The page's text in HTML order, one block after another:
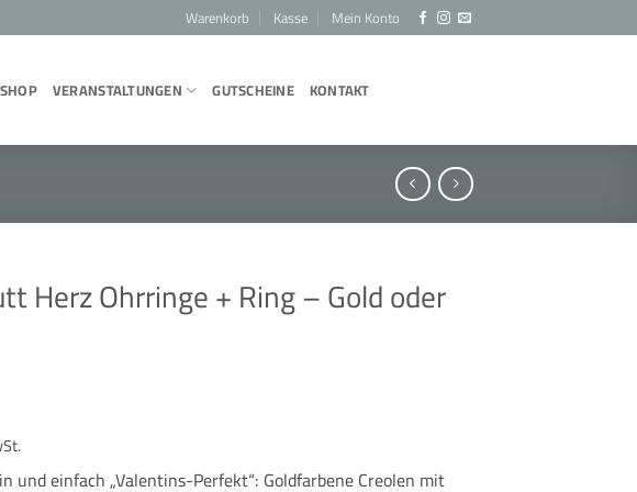
Warenkorb Kasse Mein Konto
SHOP VERANSTALTUNGEN GUTSCHEINE KONTAKT
Herz Ohrringe + Ring – Gold oder
und einfach „Valentins-Perfekt“: Goldfarbene Creolen mit